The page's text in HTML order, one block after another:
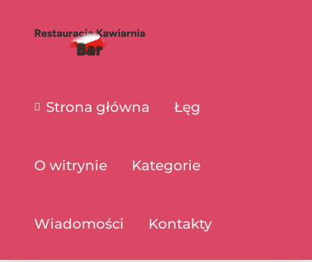
Strona główna Łęg
O witrynie Kategorie
Wiadomości Kontakty